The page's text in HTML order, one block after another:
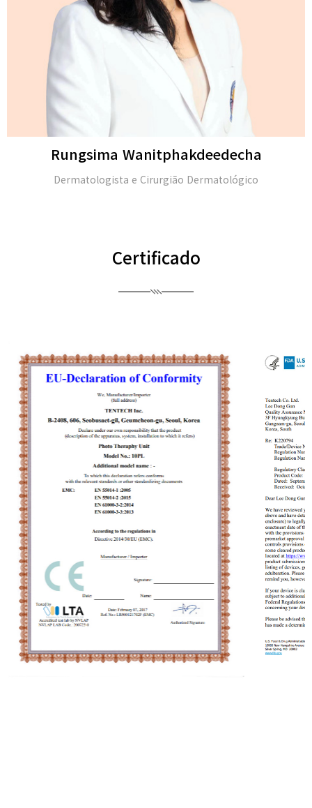
Michael H. Gold
M.D. e membro da Academia Americana de
Certificado